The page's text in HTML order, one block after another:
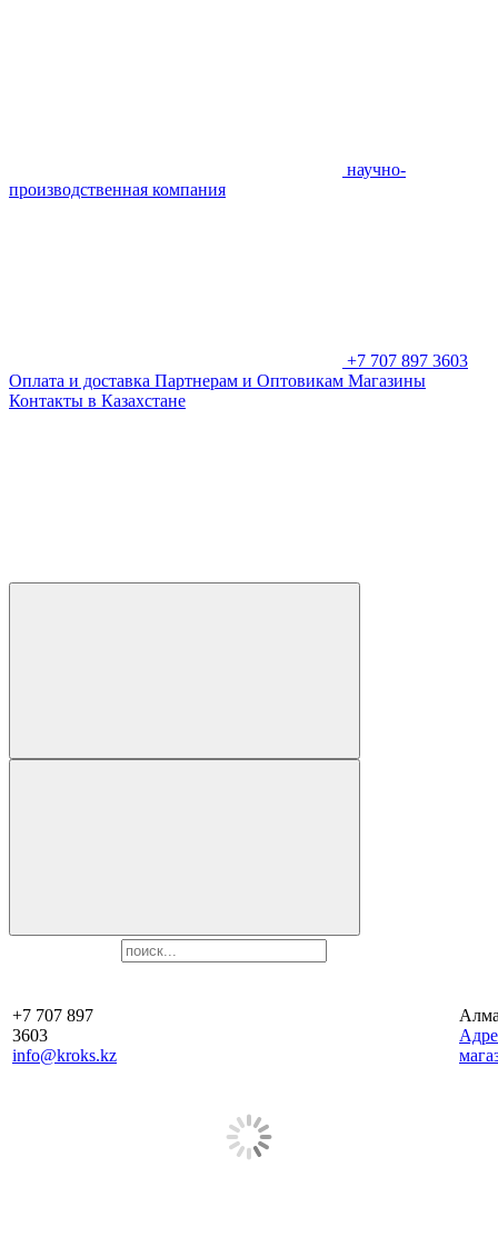
научно-
производственная компания
+7 707 897 3603
Оплата и доставка Партнерам и Оптовикам Магазины
Контакты в Казахстане
+7 707 897
3603
info@kroks.kz